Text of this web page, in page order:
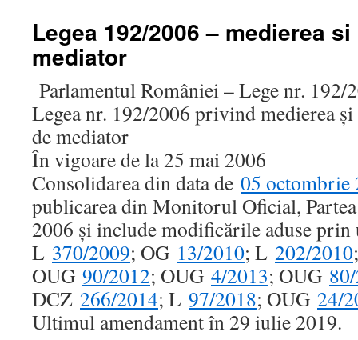
Legea 192/2006 – medierea
mediator
Parlamentul României – Lege nr.
Legea nr. 192/2006 privind medierea
de mediator
În vigoare de la 25 mai 2006
Consolidarea din data de 05 octombrie
publicarea din Monitorul Oficial,
2006 şi include modificările aduse prin
L 370/2009; OG 13/2010; L 202/2010
OUG 90/2012; OUG 4/2013; OUG
DCZ 266/2014; L 97/2018; OUG 24/
Ultimul amendament în 29 iulie 2019.